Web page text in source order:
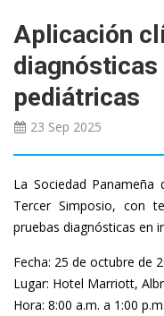
Aplicación
pediátricas
23 Sep 2025
La Sociedad Panameña
Tercer Simposio, con
pruebas diagnósticas en
Fecha: 25 de octubre de
Lugar: Hotel Marriott,
Hora: 8:00 a.m. a 1:00 p.m.